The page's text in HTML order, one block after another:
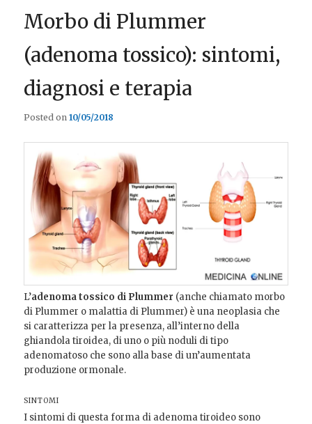
Morbo di Plummer
(adenoma tossico): sintomi,
diagnosi e terapia
Posted on10/05/2018
L’adenoma tossico di Plummer (anche chiamato morbo
di Plummer o malattia di Plummer) è una neoplasia che
si caratterizza per la presenza, all’interno della
ghiandola tiroidea, di uno o più noduli di tipo
adenomatoso che sono alla base di un’aumentata
produzione ormonale.
SINTOMI
I sintomi di questa forma di adenoma tiroideo sono